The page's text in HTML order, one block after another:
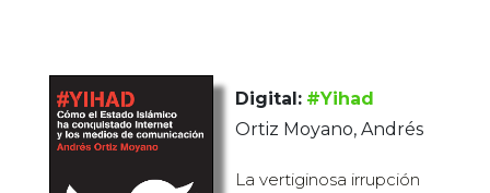
Digital: #Yihad
Ortiz Moyano, Andrés
La vertiginosa irrupción